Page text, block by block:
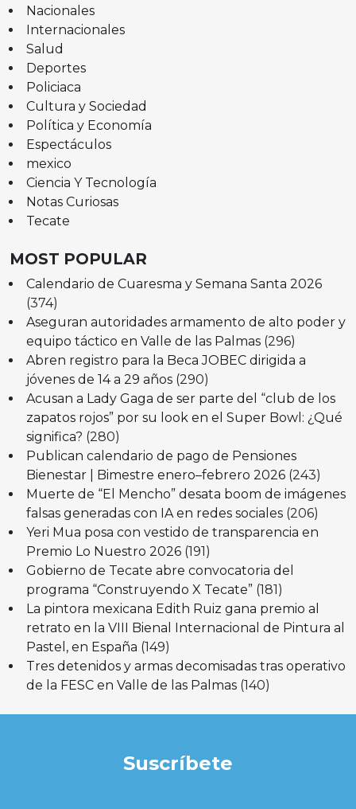
Nacionales
Internacionales
Salud
Deportes
Policiaca
Cultura y Sociedad
Política y Economía
Espectáculos
mexico
Ciencia Y Tecnología
Notas Curiosas
Tecate
MOST POPULAR
Calendario de Cuaresma y Semana Santa 2026
(374)
Aseguran autoridades armamento de alto poder y
equipo táctico en Valle de las Palmas (296)
Abren registro para la Beca JOBEC dirigida a
jóvenes de 14 a 29 años (290)
Acusan a Lady Gaga de ser parte del “club de los
zapatos rojos” por su look en el Super Bowl: ¿Qué
significa? (280)
Publican calendario de pago de Pensiones
Bienestar | Bimestre enero–febrero 2026 (243)
Muerte de “El Mencho” desata boom de imágenes
falsas generadas con IA en redes sociales (206)
Yeri Mua posa con vestido de transparencia en
Premio Lo Nuestro 2026 (191)
Gobierno de Tecate abre convocatoria del
programa “Construyendo X Tecate” (181)
La pintora mexicana Edith Ruiz gana premio al
retrato en la VIII Bienal Internacional de Pintura al
Pastel, en España (149)
Tres detenidos y armas decomisadas tras operativo
de la FESC en Valle de las Palmas (140)
Suscríbete